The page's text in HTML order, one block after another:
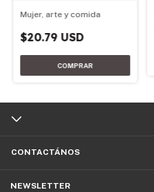
Mujer, arte y comida
$20.79 USD
CONTACTÁNOS
NEWSLETTER